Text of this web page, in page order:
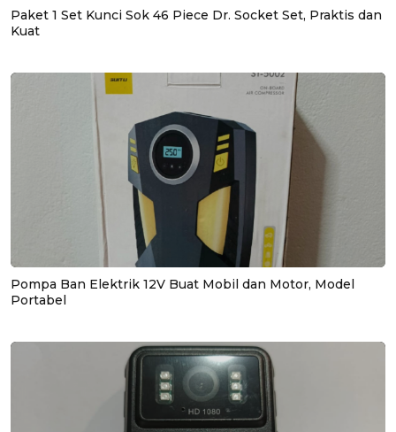
Paket 1 Set Kunci Sok 46 Piece Dr. Socket Set, Praktis dan
Kuat
Pompa Ban Elektrik 12V Buat Mobil dan Motor, Model
Portabel